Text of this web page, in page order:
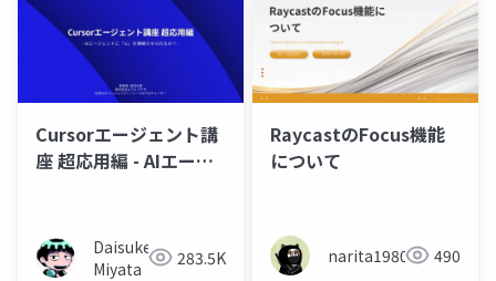
Cursorエージェント講
座 超応用編 - AIエージ
Daisuke
Miyata
283.5K
RaycastのFocus機能
について
narita1980 490